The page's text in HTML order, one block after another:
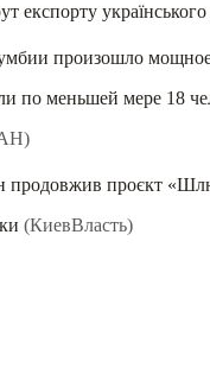
експорту українського
произошло мощное
по меньшей мере 18
продовжив проєкт
(КиевВласть)